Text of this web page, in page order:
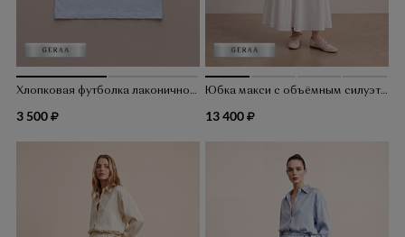
Хлопковая футболка лаконичного кроя
3 500
Юбка макси с объёмным силуэтом
13 400